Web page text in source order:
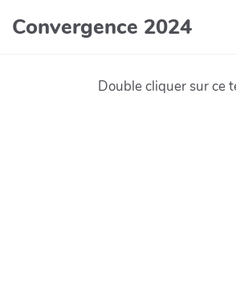
Convergence 2024
Double cliquer sur ce